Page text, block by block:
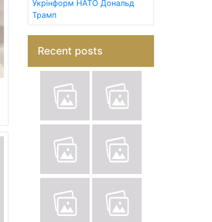
Укрінформ НАТО Дональд
Трамп
Recent posts